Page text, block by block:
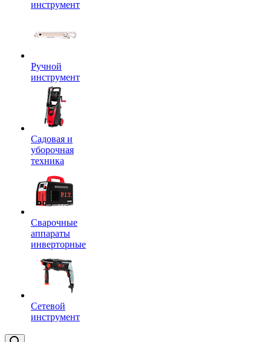
инструмент
Ручной
инструмент
Садовая и
уборочная
техника
Сварочные
аппараты
инверторные
Сетевой
инструмент